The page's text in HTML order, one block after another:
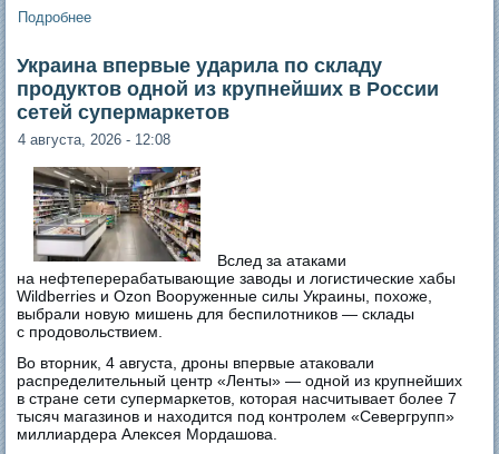
Подробнее
Украина впервые ударила по складу
продуктов одной из крупнейших в России
сетей супермаркетов
4 августа, 2026 - 12:08
Вслед за атаками
на нефтеперерабатывающие заводы и логистические хабы
Wildberries и Ozon Вооруженные силы Украины, похоже,
выбрали новую мишень для беспилотников — склады
с продовольствием.
Во вторник, 4 августа, дроны впервые атаковали
распределительный центр «Ленты» — одной из крупнейших
в стране сети супермаркетов, которая насчитывает более 7
тысяч магазинов и находится под контролем «Севергрупп»
миллиардера Алексея Мордашова.